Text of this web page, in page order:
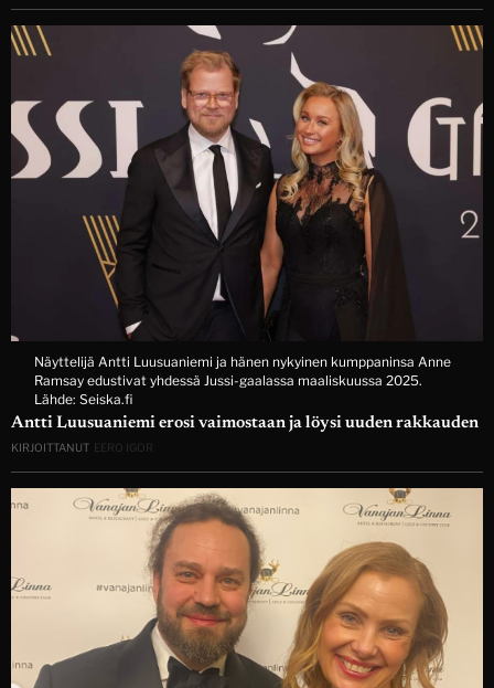
Näyttelijä Antti Luusuaniemi ja hänen nykyinen kumppaninsa Anne
Ramsay edustivat yhdessä Jussi-gaalassa maaliskuussa 2025.
Lähde: Seiska.fi
Antti Luusuaniemi erosi vaimostaan ja löysi uuden rakkauden
KIRJOITTANUT EERO IGOR